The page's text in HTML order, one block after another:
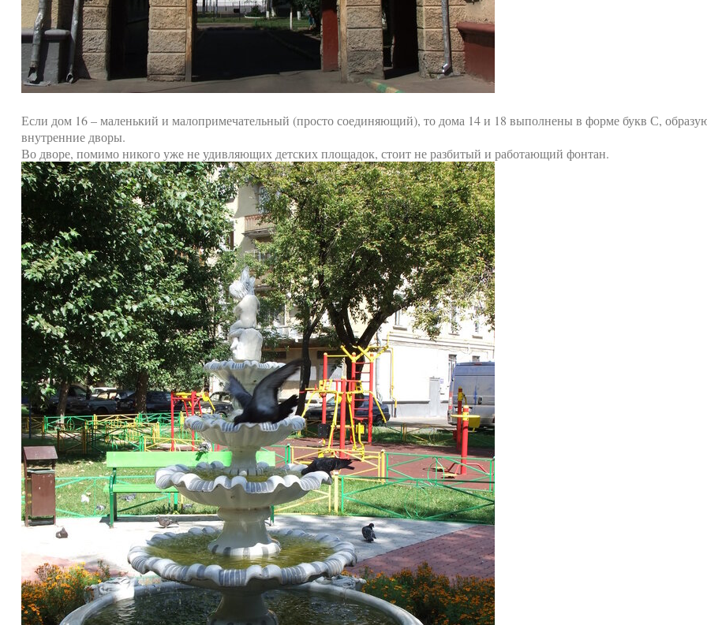
Если дом 16 – маленький и малопримечательный (просто соединяющий), то дома 14 и 18 выполнены в форме букв С,
внутренние дворы.
Во дворе, помимо никого уже не удивляющих детских площадок, стоит не разбитый и работающий фонтан.